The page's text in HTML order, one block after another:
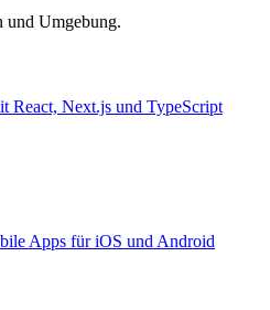
und Umgebung.
React, Next.js und TypeScript
Apps für iOS und Android